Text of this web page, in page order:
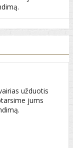
užduotis
jums